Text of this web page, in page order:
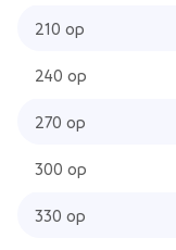
210 op
240 op
270 op
300 op
330 op